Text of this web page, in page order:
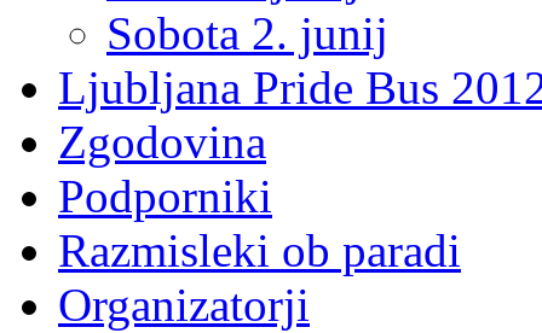
Sobota 2. junij
Ljubljana Pride Bus
Zgodovina
Podporniki
Razmisleki ob paradi
Organizatorji